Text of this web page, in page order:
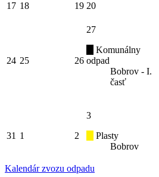
17 18 19 20
24 25 26
27
Komunálny
odpad
Bobrov - I.
časť
31 1 2
3
Plasty
Bobrov
Kalendár zvozu odpadu